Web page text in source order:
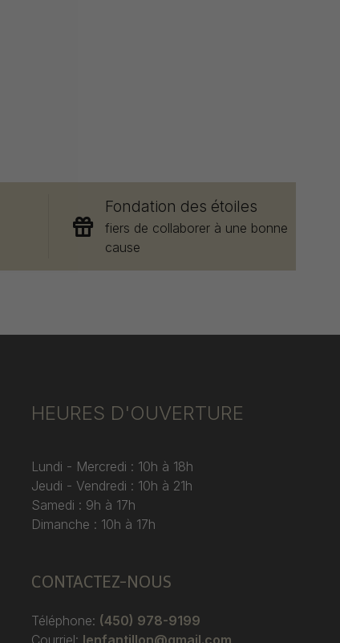
Fondation des étoiles
fiers de collaborer à une bonne
cause
HEURES D'OUVERTURE
Lundi - Mercredi : 10h à 18h
Jeudi - Vendredi : 10h à 21h
Samedi : 9h à 17h
Dimanche : 10h à 17h
CONTACTEZ-NOUS
Téléphone: (450) 978-9199